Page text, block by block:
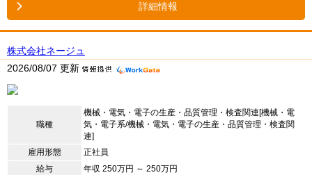
詳細情報
株式会社ネージュ
2026/08/07 更新
職種
機械・電気・電子の生産・品質管理・検査関連[機械・電
気・電子系/機械・電気・電子の生産・品質管理・検査関
連]
雇用形態
正社員
給与
年収 250万円 ～ 250万円